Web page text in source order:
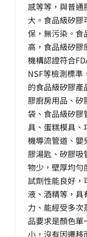
感等等，與普通
大。食品級矽
保，無污染。食
高，食品級矽膠
機構認證符合
NSF等檢測標準
的食品級矽膠
膠廚房用品、矽
袋、食品級矽膠
具、蛋糕模具、
機導流管道、嬰
膠湯匙、矽膠吸
物少，壁厚均勻
試劑性能良好，
液、酒精等，
力、能經受多
品要求是顏色
小，沒有因遷移